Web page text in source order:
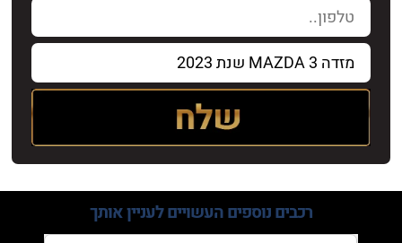
רכבים נוספיםהעשויים לעניין אותך